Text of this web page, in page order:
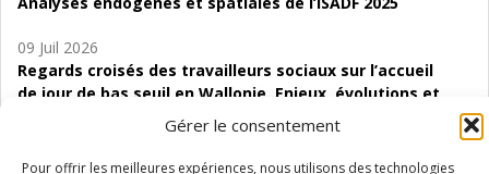
Gérer le consentement
Pour offrir les meilleures expériences, nous utilisons des technologies
09 Juil 2026
Regards croisés des travailleurs sociaux sur l’accueil
de jour de bas seuil en Wallonie. Enjeux, évolutions et
06 Juil 2026